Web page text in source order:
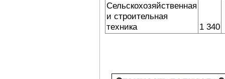
Сельскохозяйственная
и строительная
техника
1 340